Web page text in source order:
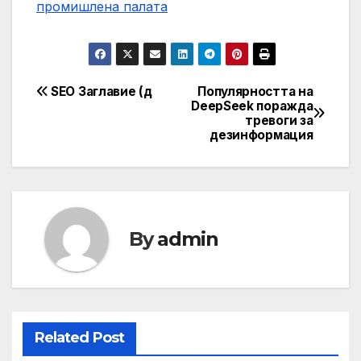
промишлена палaта
Навигация
Популярността на
DeepSeek поражда
тревоги за
дезинформация
️ SEO Заглавие (д
Byadmin
Related Post